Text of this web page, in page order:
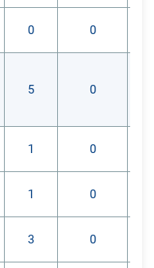
0 0
5 0
1 0
1 0
3 0